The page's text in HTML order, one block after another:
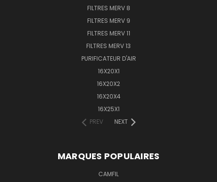
FILTRES MERV 8
FILTRES MERV 9
FILTRES MERV 11
FILTRES MERV 13
PURIFICATEUR D'AIR
16X20X1
16X20X2
16X20X4
16X25X1
PREV
NEXT
MARQUES POPULAIRES
CAMFIL